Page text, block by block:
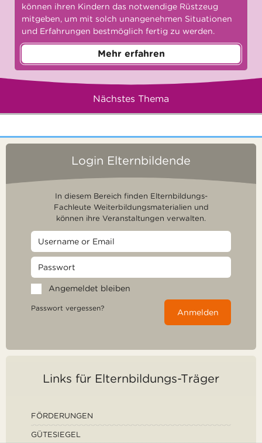
können ihren Kindern das notwendige Rüstzeug
mitgeben, um mit solch unangenehmen Situationen
und Erfahrungen bestmöglich fertig zu werden.
Mehr erfahren
Nächstes Thema
Login Elternbildende
In diesem Bereich finden Elternbildungs-
Fachleute Weiterbildungsmaterialien und
können ihre Veranstaltungen verwalten.
Angemeldet bleiben
Passwort vergessen? Anmelden
Links für Elternbildungs-Träger
FÖRDERUNGEN
GÜTESIEGEL